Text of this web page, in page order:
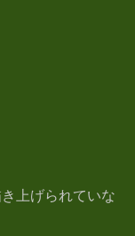
上げられていな